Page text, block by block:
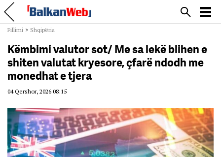
Fillimi > Shqipëria
Këmbimi valutor sot/ Me sa lekë blihen e
shiten valutat kryesore, çfarë ndodh me
monedhat e tjera
04 Qershor, 2026 08:15